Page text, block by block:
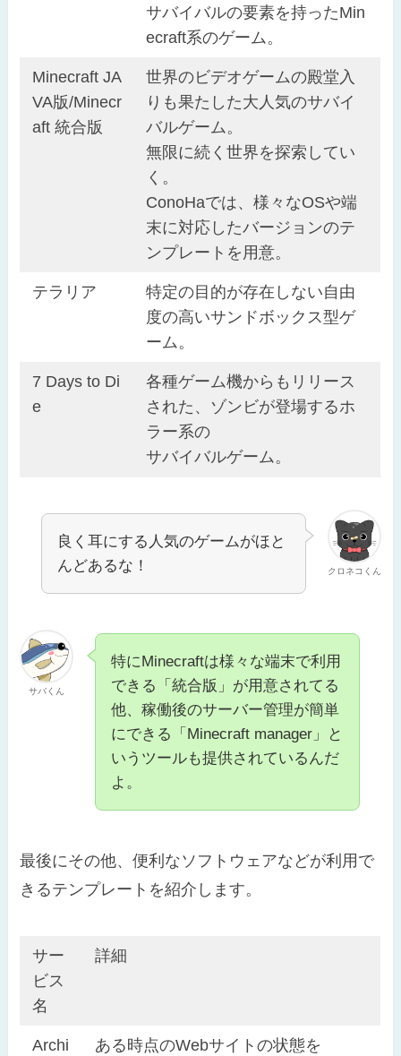
サバイバルの要素を持ったMin
ecraft系のゲーム。
Minecraft JA
VA版/Minecr
aft 統合版
世界のビデオゲームの殿堂入
りも果たした大人気のサバイ
バルゲーム。
無限に続く世界を探索してい
く。
ConoHaでは、様々なOSや端
末に対応したバージョンのテ
ンプレートを用意。
テラリア
特定の目的が存在しない自由
度の高いサンドボックス型ゲ
ーム。
7 Days to Di
e
各種ゲーム機からもリリース
された、ゾンビが登場するホ
ラー系の
サバイバルゲーム。
クロネコくん
良く耳にする人気のゲームがほと
んどあるな！
サバくん
特にMinecraftは様々な端末で利用
できる「統合版」が用意されてる
他、稼働後のサーバー管理が簡単
にできる「Minecraft manager」と
いうツールも提供されているんだ
よ。
最後にその他、便利なソフトウェアなどが利用で
きるテンプレートを紹介します。
サー
ビス
名
詳細
Archi
ある時点のWebサイトの状態を